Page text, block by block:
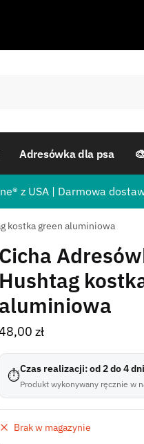
Adresówka dla psa
z USA | Darmowa
kostka green aluminiowa
Cicha
Hushtag
aluminiowa
zł
⏱Czas realizacji: od 2 do 4
Produkt wykonywany ręcznie w
Brak w magazynie